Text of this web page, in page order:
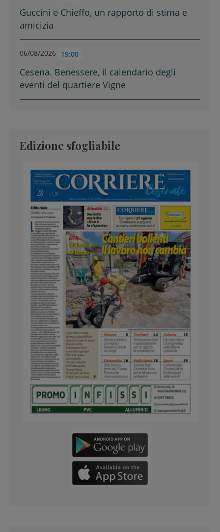
Guccini e Chieffo, un rapporto di stima e
amicizia
06/08/2026 19:00
Cesena. Benessere, il calendario degli
eventi del quartiere Vigne
Edizione sfogliabile